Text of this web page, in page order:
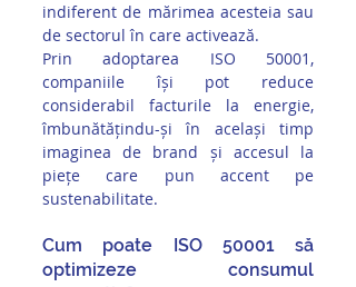
indiferent de mărimea acesteia sau
de sectorul în care activează.
Prin adoptarea ISO 50001,
companiile își pot reduce
considerabil facturile la energie,
îmbunătățindu-și în același timp
imaginea de brand și accesul la
piețe care pun accent pe
sustenabilitate.
Cum poate ISO 50001 să
optimizeze consumul